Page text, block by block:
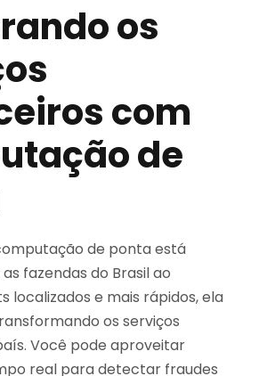
os
com
de
de ponta está
fazendas do Brasil ao
localizados e mais rápidos, ela
os serviços
Você pode aproveitar
real para detectar fraudes